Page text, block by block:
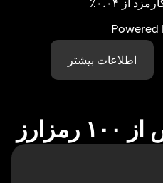
Powered
اطلاعات بیشتر